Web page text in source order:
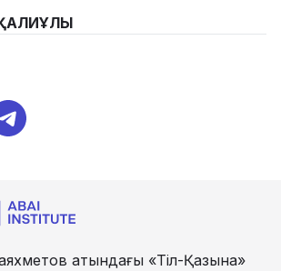
атындағы «Тіл-Қазына»